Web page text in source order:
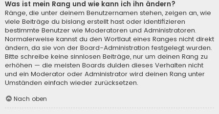
Was ist mein Rang und wie kann ich ihn ändern?
Ränge, die unter deinem Benutzernamen stehen, zeigen an, wie
viele Beiträge du bislang erstellt hast oder identifizieren
bestimmte Benutzer wie Moderatoren und Administratoren.
Normalerweise kannst du den Wortlaut eines Ranges nicht direkt
ändern, da sie von der Board-Administration festgelegt wurden.
Bitte schreibe keine sinnlosen Beiträge, nur um deinen Rang zu
erhöhen — die meisten Boards dulden dieses Verhalten nicht
und ein Moderator oder Administrator wird deinen Rang unter
Umständen einfach wieder zurücksetzen.
Nach oben